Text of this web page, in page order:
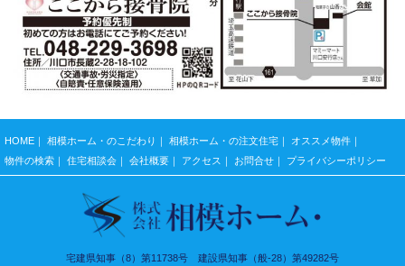
HOME 相模ホーム・のこだわり 相模ホーム・の注文住宅
オススメ物件
物件の検索
住宅相談会 会社概要 アクセス お問合せ プライバシーポリシー
宅建県知事（8）第11738号 建設県知事（般-28）第49282号